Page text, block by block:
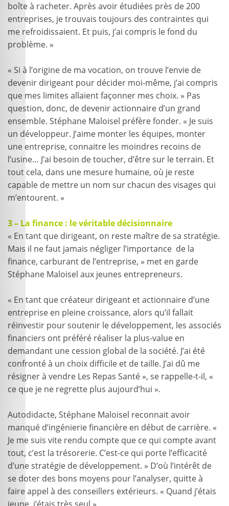
boîte à racheter. Après avoir étudiées près de 200
entreprises, je trouvais toujours des contraintes qui
me refroidissaient. Et puis, j’ai compris le fond du
problème. »
« Si à l’origine de ma vocation, on trouve l’envie de
devenir dirigeant pour décider moi-même, j’ai compris
que mes limites allaient façonner mes choix. » Pas
question, donc, de devenir actionnaire d’un grand
ensemble. Stéphane Maloisel préfère fonder. « Je suis
un développeur. J’aime monter les équipes, monter
une entreprise, connaitre les moindres recoins de
l’usine… J’ai besoin de toucher, d’être sur le terrain. Et
tout cela, dans une mesure humaine, où je reste
capable de mettre un nom sur chacun des visages qui
m’entourent. »
3 – La finance : le véritable décisionnaire
« En tant que dirigeant, on reste maître de sa stratégie.
Mais il ne faut jamais négliger l’importance de la
finance, carburant de l’entreprise, » met en garde
Stéphane Maloisel aux jeunes entrepreneurs.
« En tant que créateur dirigeant et actionnaire d’une
entreprise en pleine croissance, alors qu’il fallait
réinvestir pour soutenir le développement, les associés
financiers ont préféré réaliser la plus-value en
demandant une cession global de la société. J’ai été
confronté à un choix difficile et de taille. J’ai dû me
résigner à vendre Les Repas Santé », se rappelle-t-il, «
ce que je ne regrette plus aujourd’hui ».
Autodidacte, Stéphane Maloisel reconnait avoir
manqué d’ingénierie financière en début de carrière. «
Je me suis vite rendu compte que ce qui compte avant
tout, c’est la trésorerie. C’est-ce qui porte l’efficacité
d’une stratégie de développement. » D’où l’intérêt de
se doter des bons moyens pour l’analyser, quitte à
faire appel à des conseillers extérieurs. « Quand j’étais